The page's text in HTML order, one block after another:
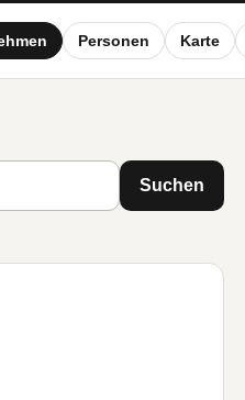
Personen Karte
Suchen